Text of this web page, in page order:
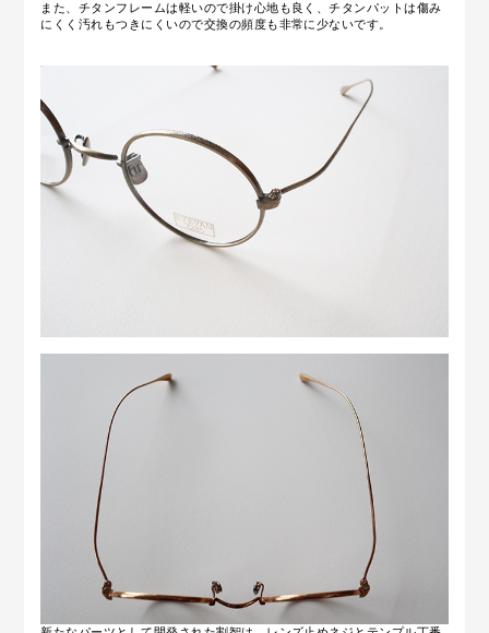
また、チタンフレームは軽いので掛け心地も良く、チタンパットは傷み
にくく汚れもつきにくいので交換の頻度も非常に少ないです。